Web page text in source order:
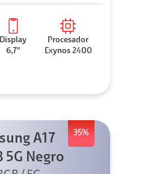
Display
6,7"
Procesador
Exynos 2400
35%
A17
5G Negro